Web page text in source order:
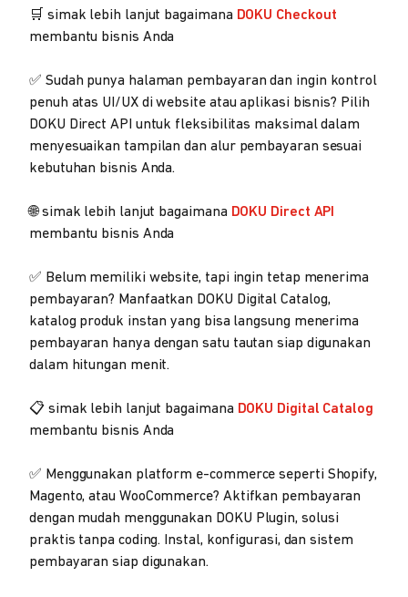
🛒 simak lebih lanjut bagaimana DOKU Checkout
membantu bisnis Anda
✅ Sudah punya halaman pembayaran dan ingin kontrol
penuh atas UI/UX di website atau aplikasi bisnis? Pilih
DOKU Direct API untuk fleksibilitas maksimal dalam
menyesuaikan tampilan dan alur pembayaran sesuai
kebutuhan bisnis Anda.
🌐 simak lebih lanjut bagaimana DOKU Direct API
membantu bisnis Anda
✅ Belum memiliki website, tapi ingin tetap menerima
pembayaran? Manfaatkan DOKU Digital Catalog,
katalog produk instan yang bisa langsung menerima
pembayaran hanya dengan satu tautan siap digunakan
dalam hitungan menit.
📋 simak lebih lanjut bagaimana DOKU Digital Catalog
membantu bisnis Anda
✅ Menggunakan platform e-commerce seperti Shopify,
Magento, atau WooCommerce? Aktifkan pembayaran
dengan mudah menggunakan DOKU Plugin, solusi
praktis tanpa coding. Instal, konfigurasi, dan sistem
pembayaran siap digunakan.